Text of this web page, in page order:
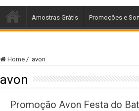
Amostras Grátis Promoções e
Home / avon
avon
Promoção Avon Festa do